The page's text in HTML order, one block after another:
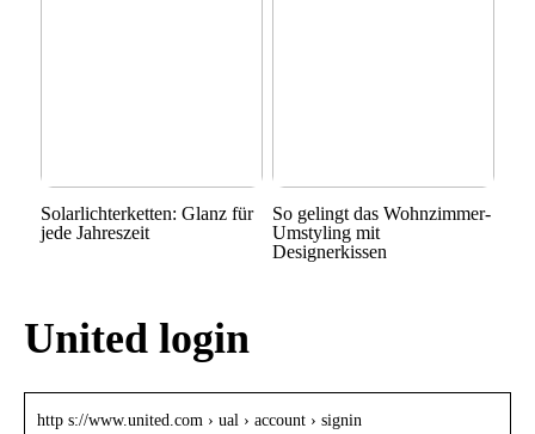
Solarlichterketten: Glanz für
jede Jahreszeit
So gelingt das Wohnzimmer-
Umstyling mit
Designerkissen
United login
http s://www.united.com › ual › account › signin